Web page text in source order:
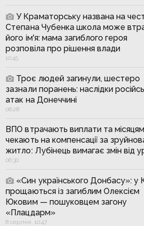
У Краматорську названа на
Степана Чубенка школа може
його ім'я: мама загиблого героя
розповіла про рішення влади
10:45
Троє людей загинули, шестеро
зазнали поранень: наслідки
атак на Донеччині
08:28
ВПО втрачають виплати та
чекають на компенсації за
житло: Лубінець вимагає змін від
06:30
«Син українського Донбасу»: у
прощаються із загиблим Олексієм
Юковим — пошуковцем загону
«Плацдарм»
8 серпня, 10:47